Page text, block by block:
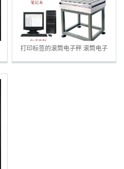
打印标签的滚筒电子秤 滚筒电子
称定制厂家 无动力滚筒